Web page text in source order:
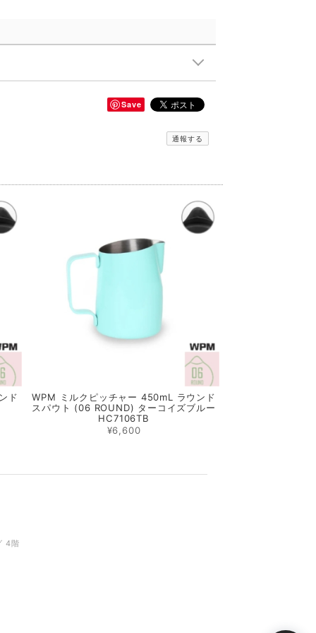
Save
通報する
ド
WPM ミルクピッチャー 450mL ラウンド
スパウト (06 ROUND) ターコイズブルー
HC7106TB
¥6,600
4階